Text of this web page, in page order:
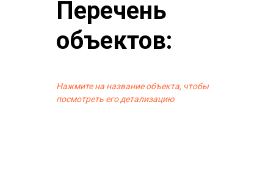
Перечень
объектов:
Нажмите на название объекта, чтобы
посмотреть его детализацию